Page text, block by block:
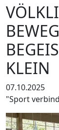
LEIN
07.10.2025
"Sport